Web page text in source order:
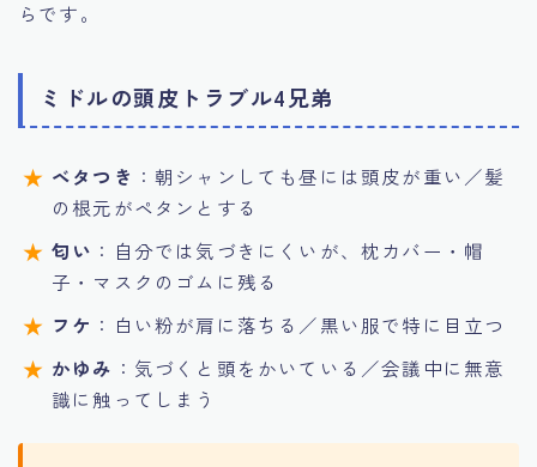
らです。
ミドルの頭皮トラブル4兄弟
ベタつき ：朝シャンしても昼には頭皮が重い／髪
の根元がペタンとする
匂い ：自分では気づきにくいが、枕カバー・帽
子・マスクのゴムに残る
フケ ：白い粉が肩に落ちる／黒い服で特に目立つ
かゆみ ：気づくと頭をかいている／会議中に無意
識に触ってしまう